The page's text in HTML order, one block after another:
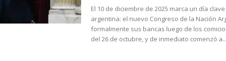
El 10 de diciembre de 2025 marca un día
argentina: el nuevo Congreso de la Nación
formalmente sus bancas luego de los
del 26 de octubre, y de inmediato comenzó a...